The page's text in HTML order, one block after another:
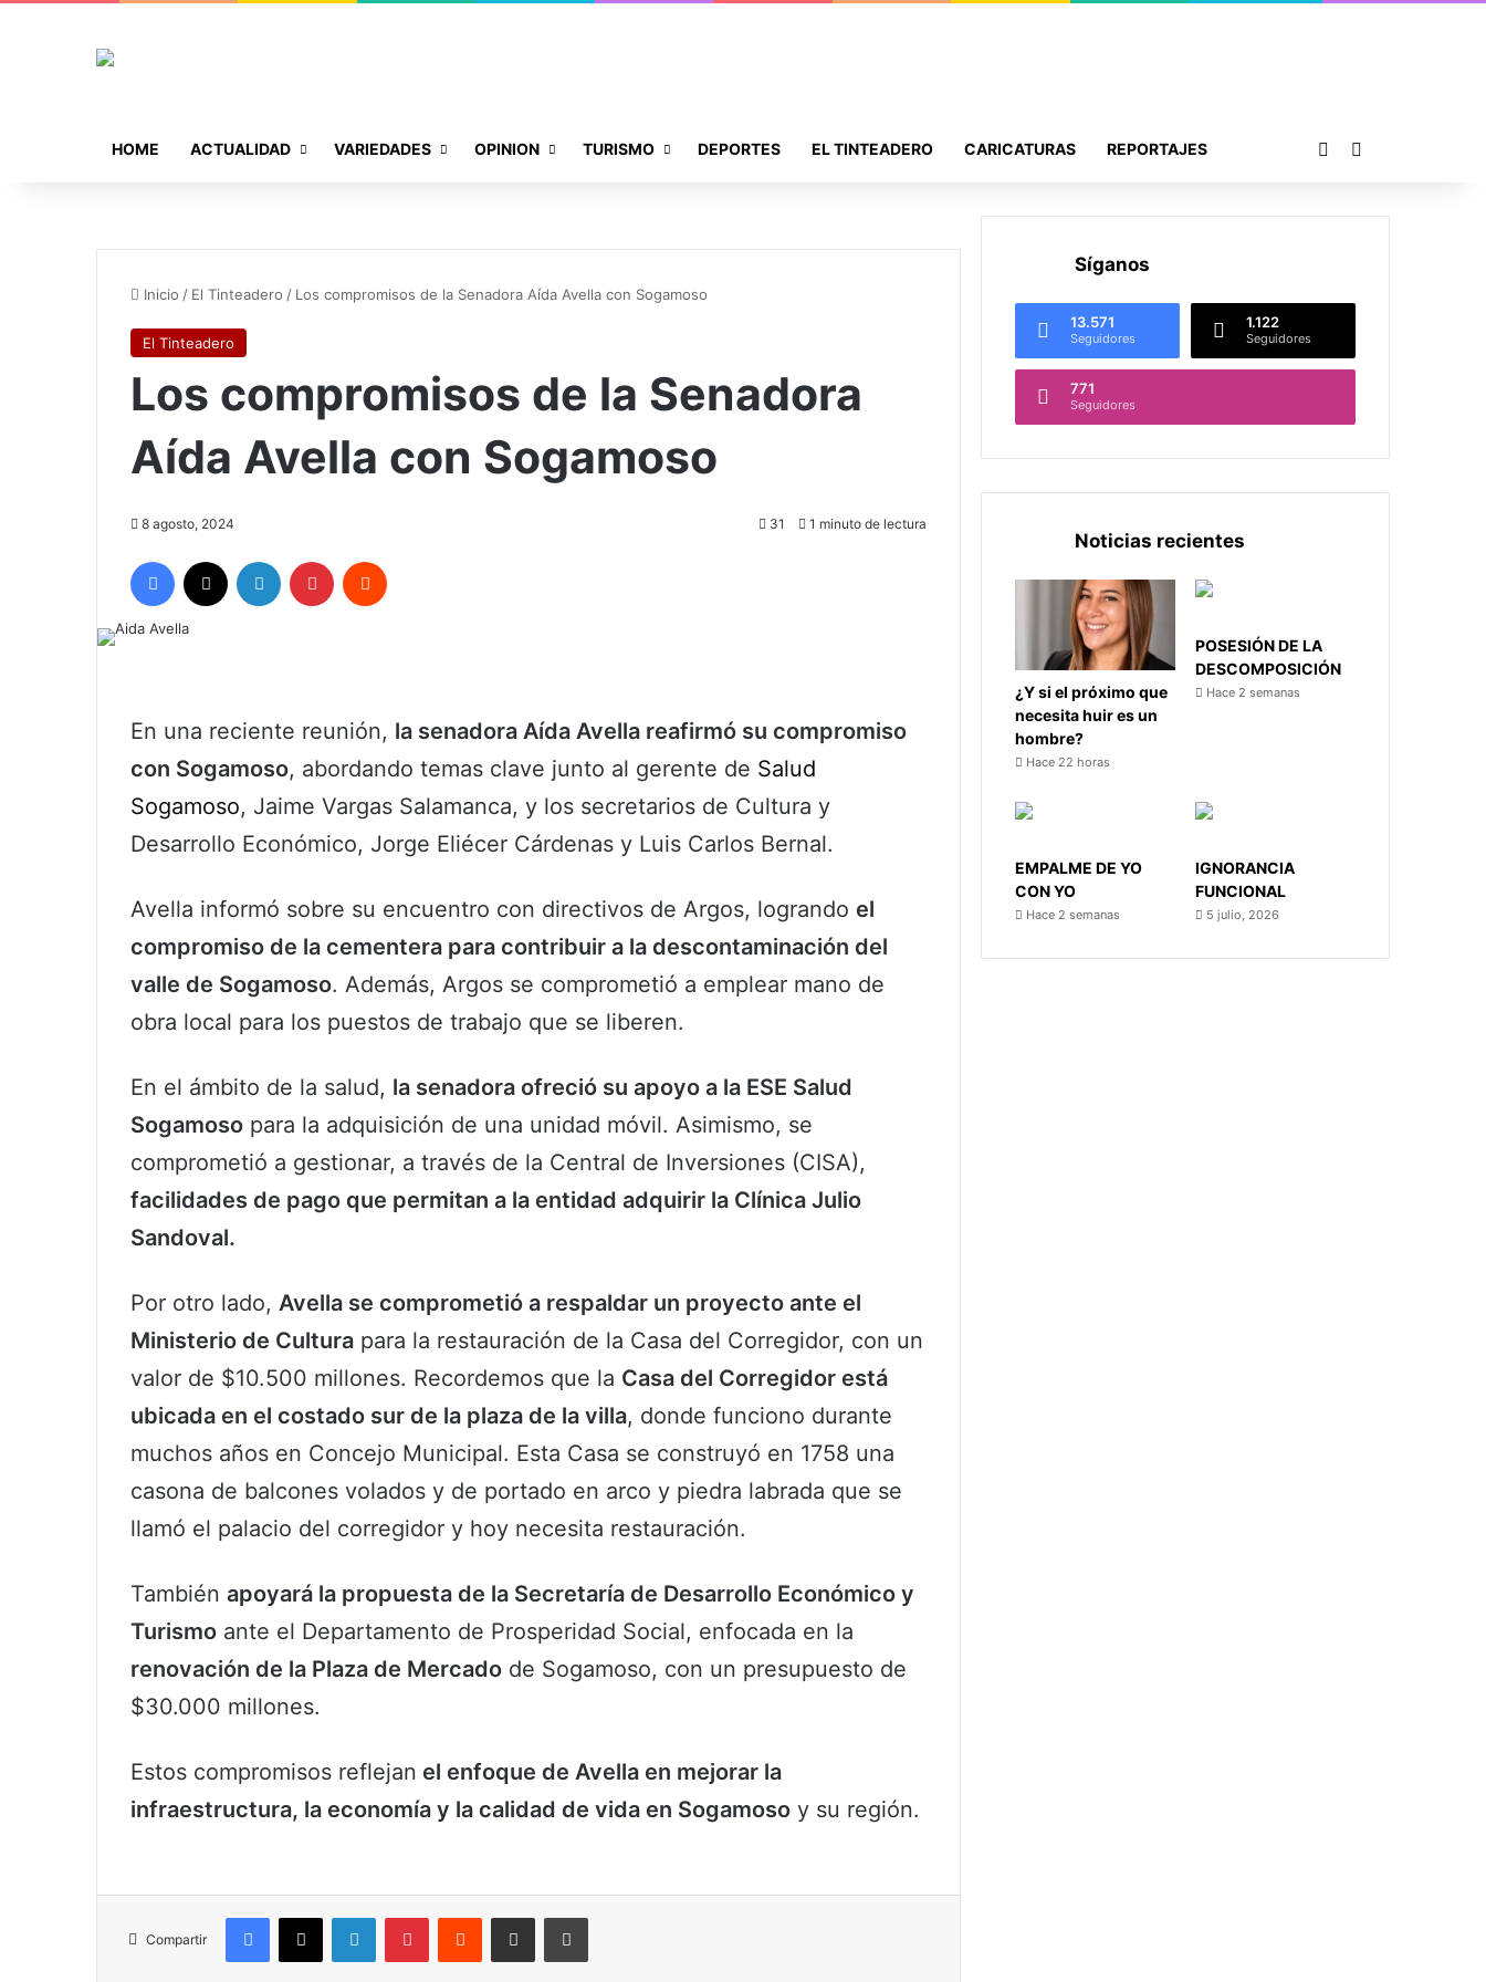
HOME ACTUALIDAD VARIEDADES OPINION TURISMO DEPORTES EL TINTEADERO CARICATURAS REPORTAJES Publicación al azar
Inicio / El Tinteadero / Los compromisos de la Senadora Aída Avella con Sogamoso
El Tinteadero
Los compromisos de la Senadora
Aída Avella con Sogamoso
8 agosto, 2024 31 1 minuto de lectura
Facebook LinkedIn Pinterest
En una reciente reunión, la senadora Aída Avella reafirmó su compromiso
con Sogamoso, abordando temas clave junto al gerente de Salud
Sogamoso, Jaime Vargas Salamanca, y los secretarios de Cultura y
Desarrollo Económico, Jorge Eliécer Cárdenas y Luis Carlos Bernal.
Avella informó sobre su encuentro con directivos de Argos, logrando el
compromiso de la cementera para contribuir a la descontaminación del
valle de Sogamoso. Además, Argos se comprometió a emplear mano de
obra local para los puestos de trabajo que se liberen.
En el ámbito de la salud, la senadora ofreció su apoyo a la ESE Salud
Sogamoso para la adquisición de una unidad móvil. Asimismo, se
comprometió a gestionar, a través de la Central de Inversiones (CISA),
facilidades de pago que permitan a la entidad adquirir la Clínica Julio
Sandoval.
Por otro lado, Avella se comprometió a respaldar un proyecto ante el
Ministerio de Cultura para la restauración de la Casa del Corregidor, con un
valor de $10.500 millones. Recordemos que la Casa del Corregidor está
ubicada en el costado sur de la plaza de la villa, donde funciono durante
muchos años en Concejo Municipal. Esta Casa se construyó en 1758 una
casona de balcones volados y de portado en arco y piedra labrada que se
llamó el palacio del corregidor y hoy necesita restauración.
También apoyará la propuesta de la Secretaría de Desarrollo Económico y
Turismo ante el Departamento de Prosperidad Social, enfocada en la
renovación de la Plaza de Mercado de Sogamoso, con un presupuesto de
$30.000 millones.
Estos compromisos reflejan el enfoque de Avella en mejorar la
infraestructura, la economía y la calidad de vida en Sogamoso y su región.
Compartir
Facebook
X LinkedInPinterestReddit Compartir por correo electrónicoImprimir
Síganos
13.571
Seguidores
1.122
Seguidores
771
Seguidores
Noticias recientes
¿Y si el próximo que
necesita huir es un
hombre?
Hace 22 horas
POSESIÓN DE LA
DESCOMPOSICIÓN
Hace 2 semanas
EMPALME DE YO
CON YO
Hace 2 semanas
IGNORANCIA
FUNCIONAL
5 julio, 2026